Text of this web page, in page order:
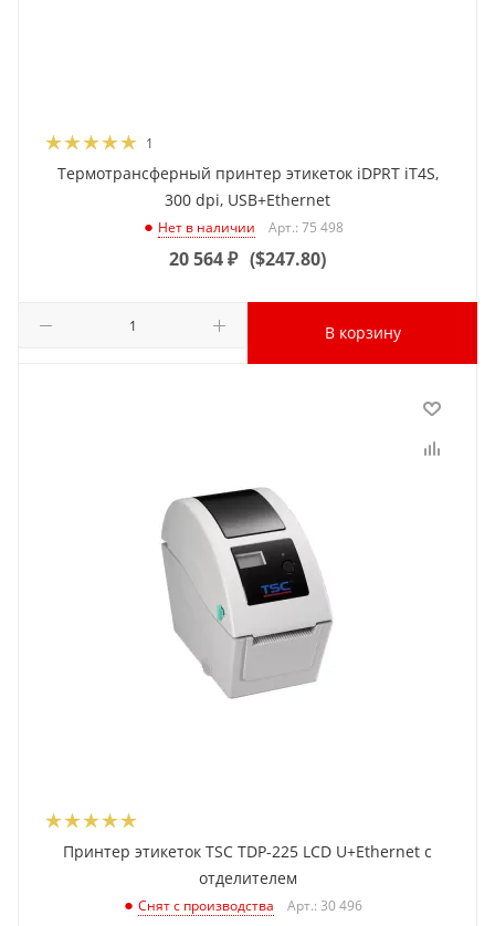
1
Термотрансферный принтер этикеток iDPRT iT4S,
300 dpi, USB+Ethernet
Нет в наличии Арт.: 75 498
20 564₽ ($247.80)
В корзину
Принтер этикеток TSC TDP-225 LCD U+Ethernet с
отделителем
Снят с производства Арт.: 30 496